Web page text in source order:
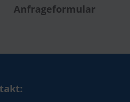
Anfrageformular